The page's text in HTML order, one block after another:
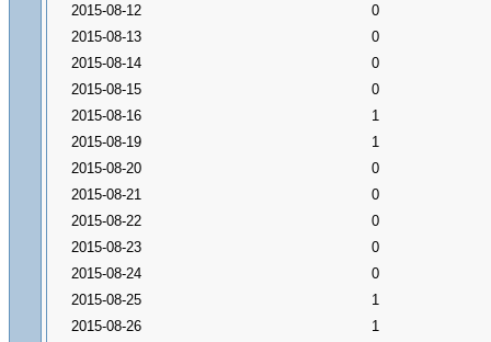
2015-08-12
0
2015-08-13
0
2015-08-14
0
2015-08-15
0
2015-08-16
1
2015-08-19
1
2015-08-20
0
2015-08-21
0
2015-08-22
0
2015-08-23
0
2015-08-24
0
2015-08-25
1
2015-08-26
1